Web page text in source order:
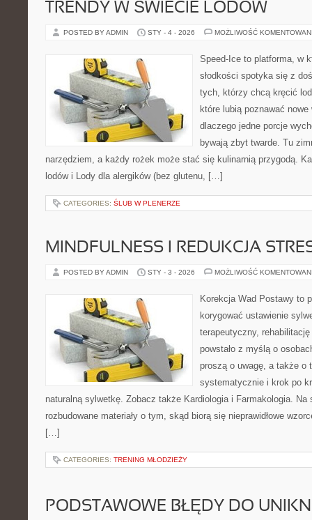
TRENDY W ŚWIECIE LODÓW
POSTED BY ADMIN STY - 4 - 2026 MOŻLIWOŚĆ
Speed-Ice to platforma, w
słodkości spotyka się z
tych, którzy chcą kręcić
które lubią poznawać
dlaczego jedne porcje
bywają zbyt twarde. Tu
narzędziem, a każdy rożek może stać się kulinarnią przygodą.
lodów i Lody dla alergików (bez glutenu, […]
CATEGORIES: ŚLUB W PLENERZE
MINDFULNESS I REDUKCJA
POSTED BY ADMIN STY - 3 - 2026 MOŻLIWOŚĆ
Korekcja Wad Postawy to
korygować ustawienie
terapeutyczny,
powstało z myślą o
proszą o uwagę, a także o
systematycznie i krok po
naturalną sylwetkę. Zobacz także Kardiologia i Farmakologia. Na
rozbudowane materiały o tym, skąd biorą się nieprawidłowe
[…]
CATEGORIES: TRENING MŁODZIEŻY
PODSTAWOWE BŁĘDY DO